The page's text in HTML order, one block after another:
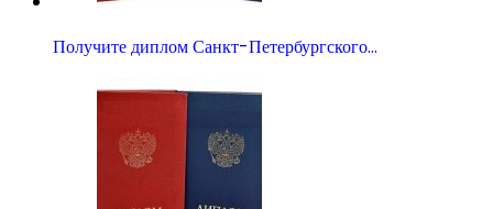
Получите диплом Санкт-Петербургского…